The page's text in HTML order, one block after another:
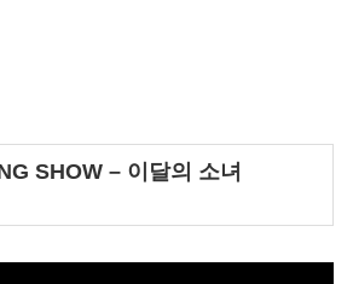
SHOW – 이달의 소녀